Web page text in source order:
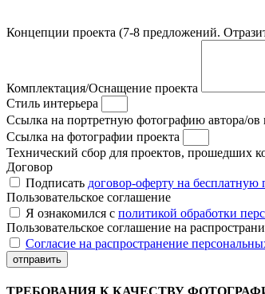
Концепции проекта (7-8 предложений.
Комплектация/Оснащение проекта
Стиль интерьера
Ссылка на портретную фотографию автора/ов
Ссылка на фотографии проекта
Технический сбор для проектов, прошедших
Договор
Подписать договор-оферту на
Пользовательское соглашение
Я ознакомился с политикой обработки
Пользовательское соглашение на
Согласие на распространение
отправить